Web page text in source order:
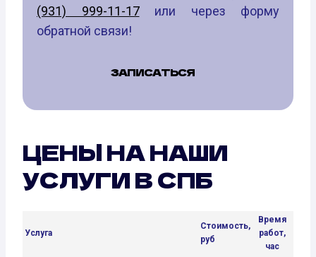
(931) 999-11-17или через форму
обратной связи!
ЗАПИСАТЬСЯ
ЦЕНЫ НА НАШИ
УСЛУГИ В СПБ
Услуга
Стоимость,
руб
Время
работ,
час